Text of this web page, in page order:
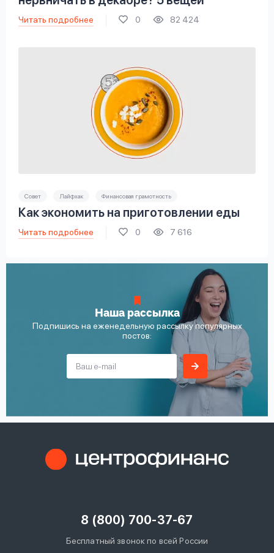
Читать подробнее 0 82 424
Совет Лайфхак Финансовая грамотность
Как экономить на приготовлении еды
Читать подробнее 0 7 616
Наша рассылка
Подпишись на еженедельную рассылку популярных
постов:
8 (800) 700-37-67
Бесплатный звонок по всей России